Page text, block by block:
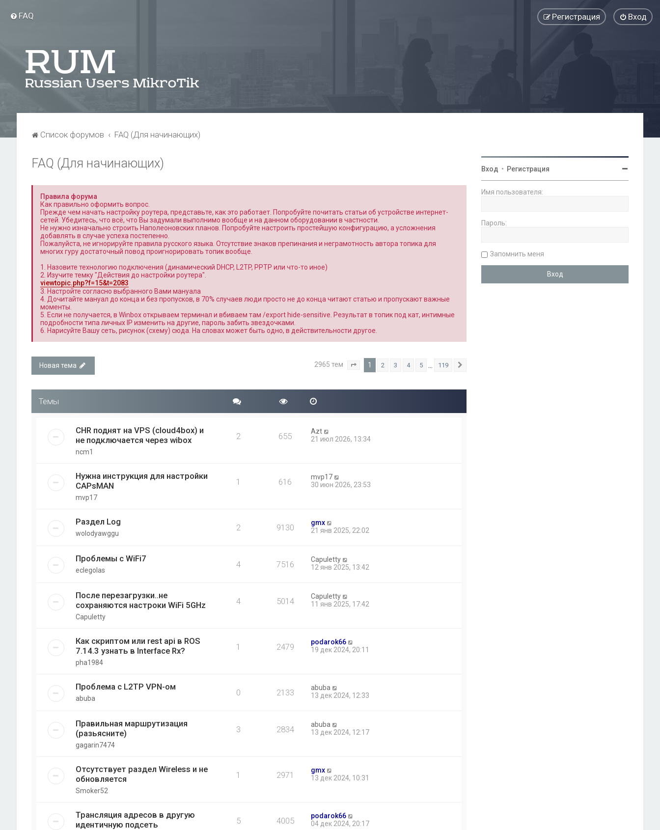
FAQ Вход
Регистрация
Список форумов FAQ (Для начинающих)
FAQ (Для начинающих)
Правила форума
Как правильно оформить вопрос.
Прежде чем начать настройку роутера, представьте, как это работает. Попробуйте почитать статьи об устройстве интернет-
сетей. Убедитесь, что всё, что Вы задумали выполнимо вообще и на данном оборудовании в частности.
Не нужно изначально строить Наполеоновских планов. Попробуйте настроить простейшую конфигурацию, а усложнения
добавлять в случае успеха постепенно.
Пожалуйста, не игнорируйте правила русского языка. Отсутствие знаков препинания и неграмотность автора топика для
многих гуру достаточный повод проигнорировать топик вообще.
1. Назовите технологию подключения (динамический DHCP, L2TP, PPTP или что-то иное)
2. Изучите темку "Действия до настройки роутера".
viewtopic.php?f=15&t=2083
3. Настройте согласно выбранного Вами мануала
4. Дочитайте мануал до конца и без пропусков, в 70% случаев люди просто не до конца читают статью и пропускают важные
моменты.
5. Если не получается, в Winbox открываем терминал и вбиваем там /export hide-sensitive. Результат в топик под кат, интимные
подробности типа личных IP изменить на другие, пароль забить звездочками.
6. Нарисуйте Вашу сеть, рисунок (схему) сюда. На словах может быть одно, в действительности другое.
Новая тема 2965 тем Страница из 119
1 2 3 4 5 119
Темы
CHR поднят на VPS (cloud4box) и
не подключается через wibox
ncm1
2 655
Azt
21 июл 2026, 13:34
Нужна инструкция для настройки
CAPsMAN
mvp17
1 616
mvp17
30 июн 2026, 23:53
Раздел Log
wolodyawggu
2 9130
gmx
21 янв 2025, 22:02
Проблемы с WiFi7
eclegolas
4 7516
Capuletty
12 янв 2025, 13:42
После перезагрузки..не
сохраняются настроки WiFi 5GHz
Capuletty
4 5014
Capuletty
11 янв 2025, 17:42
Как скриптом или rest api в ROS
7.14.3 узнать в Interface Rx?
pha1984
1 2479
podarok66
19 дек 2024, 20:11
Проблема с L2TP VPN-ом
abuba
0 2133
abuba
13 дек 2024, 12:33
Правильная маршрутизация
(разьясните)
gagarin7474
3 2834
abuba
13 дек 2024, 12:17
Отсутствует раздел Wireless и не
обновляется
Smoker52
1 2971
gmx
13 дек 2024, 10:31
Трансляция адресов в другую
идентичную подсеть
5 4005
podarok66
04 дек 2024, 20:17
Вход • Регистрация
Имя пользователя:
Пароль:
Запомнить меня